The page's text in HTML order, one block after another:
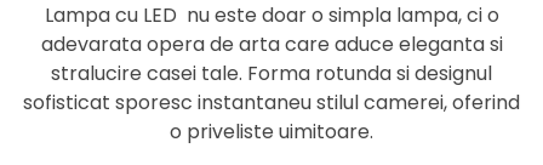
Lampa cu LED nu este doar o simpla lampa, ci o
adevarata opera de arta care aduce eleganta si
stralucire casei tale. Forma rotunda si designul
sofisticat sporesc instantaneu stilul camerei, oferind
o priveliste uimitoare.